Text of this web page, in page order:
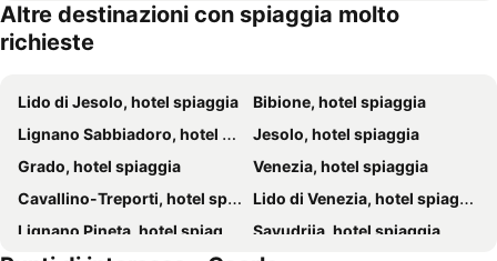
Hotel Caravelle & Minicaravelle
Hotel Corallo
Hotel San Giorgio Resort****s
Hotel Palace
Hotel Austria
Hotel Alisei
Hotel Colorado
Hotel Nevada
Hotel Doriana
Hotel Santiago
Hotel Vienna
Eraclea Palace Hotel
Hotel Marzia Holiday Queen
Altre destinazioni con spiaggia molto
richieste
Lido di Jesolo, hotel spiaggia
Bibione, hotel spiaggia
Lignano Sabbiadoro, hotel spiaggia
Jesolo, hotel spiaggia
Grado, hotel spiaggia
Venezia, hotel spiaggia
Cavallino-Treporti, hotel spiaggia
Lido di Venezia, hotel spiaggia
Lignano Pineta, hotel spiaggia
Savudrija, hotel spiaggia